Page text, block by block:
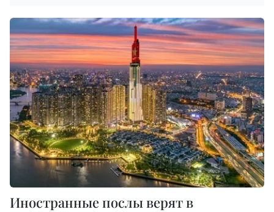
Иностранные послы верят в